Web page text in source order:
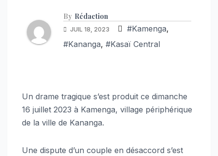
By Rédaction
JUIL 18, 2023 #Kamenga,
#Kananga, #Kasaï Central
Un drame tragique s’est produit ce dimanche
16 juillet 2023 à Kamenga, village périphérique
de la ville de Kananga.
Une dispute d’un couple en désaccord s’est